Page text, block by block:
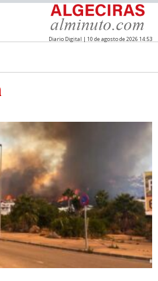
Diario Digital | 10 de agosto de 2026 14:53